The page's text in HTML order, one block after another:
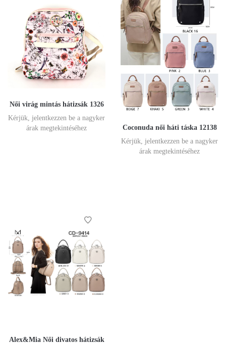
Női virág mintás hátizsák 1326
Kérjük, jelentkezzen be a nagyker
árak megtekintéséhez
Coconuda női háti táska 12138
Kérjük, jelentkezzen be a nagyker
árak megtekintéséhez
Alex&Mia Női divatos hátizsák